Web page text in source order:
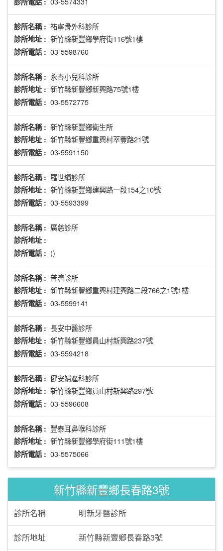
診所名稱 : 祐寧骨外科診所
診所地址 : 新竹縣新豐鄉學府街116號1樓
診所電話 : 03-5598760
診所名稱 : 永杏小兒科診所
診所地址 : 新竹縣新豐鄉新興路75號1樓
診所電話 : 03-5572775
診所名稱 : 新竹縣新豐鄉衛生所
診所地址 : 新竹縣新豐鄉重興村萃豐路21號
診所電話 : 03-5591150
診所名稱 : 羅世績診所
診所地址 : 新竹縣新豐鄉建興路一段154之10號
診所電話 : 03-5593399
診所名稱 : 廣慈診所
診所地址 :
診所電話 : ()
診所名稱 : 普濟診所
診所地址 : 新竹縣新豐鄉重興村建興路二段766之1號1樓
診所電話 : 03-5599141
診所名稱 : 長安中醫診所
診所地址 : 新竹縣新豐鄉員山村新興路237號
診所電話 : 03-5594218
診所名稱 : 健安婦產科診所
診所地址 : 新竹縣新豐鄉員山村新興路297號
診所電話 : 03-5596608
診所名稱 : 豐泰耳鼻喉科診所
診所地址 : 新竹縣新豐鄉學府街111號1樓
診所電話 : 03-5575066
新竹縣新豐鄉長春路3號
診所名稱 明新牙醫診所
診所地址 新竹縣新豐鄉長春路3號